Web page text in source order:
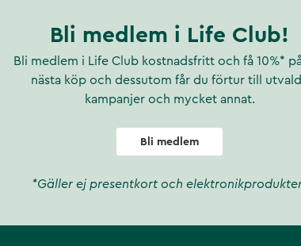
Bli medlem i Life Club!
Bli medlem i Life Club kostnadsfritt och få 10%*
nästa köp och dessutom får du förtur till
kampanjer och mycket annat.
Bli medlem
*Gäller ej presentkort och